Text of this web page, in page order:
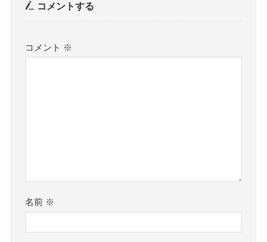
コメントする
コメント ※
名前 ※